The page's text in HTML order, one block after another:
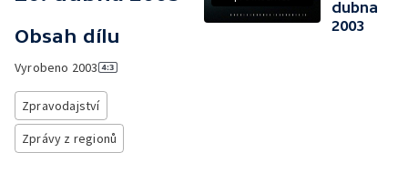
Obsah dílu
Vyrobeno 2003
Zpravodajství
Zprávy z regionů
dubna
2003